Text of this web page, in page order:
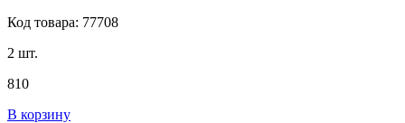
Код товара: 77708
2 шт.
810
В корзину